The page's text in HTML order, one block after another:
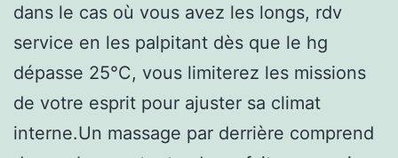
dans le cas où vous avez les longs, rdv
service en les palpitant dès que le hg
dépasse 25°C, vous limiterez les missions
de votre esprit pour ajuster sa climat
interne.Un massage par derrière comprend